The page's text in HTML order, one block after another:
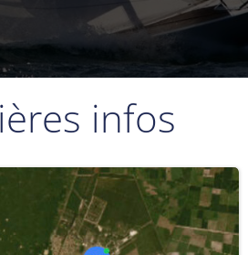
infos